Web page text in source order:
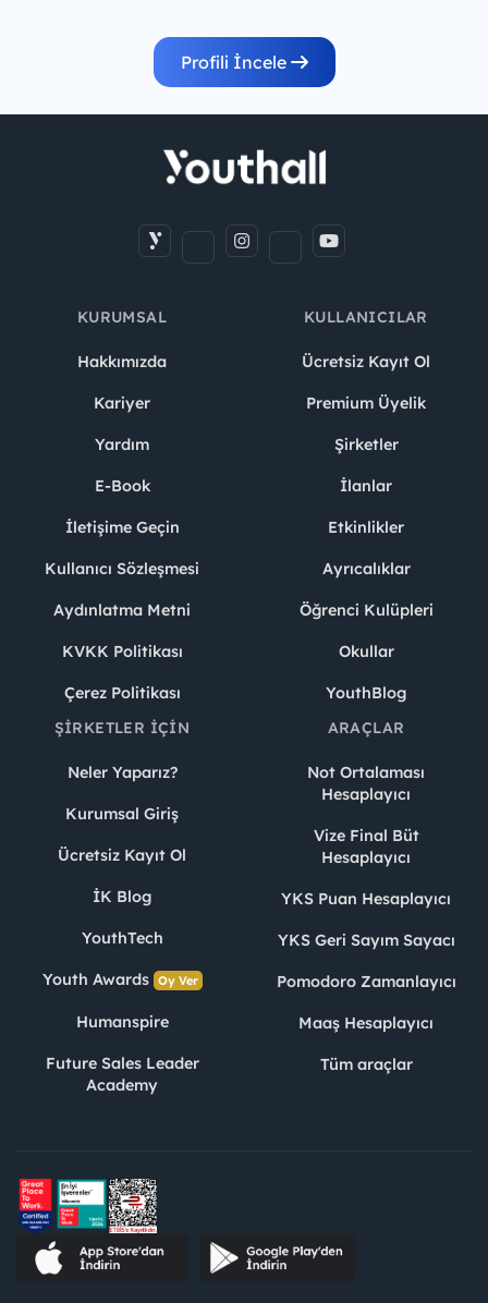
Profili İncele
KURUMSAL
Hakkımızda
Kariyer
Yardım
E-Book
İletişime Geçin
Kullanıcı Sözleşmesi
Aydınlatma Metni
KVKK Politikası
Çerez Politikası
KULLANICILAR
Ücretsiz Kayıt Ol
Premium Üyelik
Şirketler
İlanlar
Etkinlikler
Ayrıcalıklar
Öğrenci Kulüpleri
Okullar
YouthBlog
ŞIRKETLER İÇIN
Neler Yaparız?
Kurumsal Giriş
Ücretsiz Kayıt Ol
İK Blog
YouthTech
Youth Awards Oy Ver
Humanspire
Future Sales Leader
Academy
ARAÇLAR
Not Ortalaması
Hesaplayıcı
Vize Final Büt
Hesaplayıcı
YKS Puan Hesaplayıcı
YKS Geri Sayım Sayacı
Pomodoro Zamanlayıcı
Maaş Hesaplayıcı
Tüm araçlar